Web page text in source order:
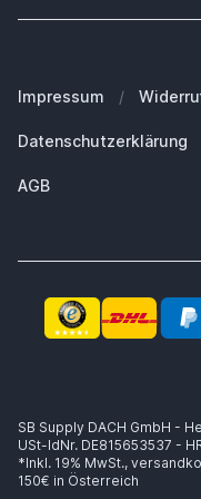
Hier widerrufen
Für Geschäftskunden
Trusted Shops
Kompetente
14 Tage
Käuferschutz bis zu
Welche Airpods habe
Welchen MagSafe
Arbeiten bei SB Supply
Impressum /
Datenschutzerklärung
AGB
SB Supply DACH GmbH -
USt-IdNr. DE815653537 -
*Inkl. 19% MwSt.,
150€ in Österreich